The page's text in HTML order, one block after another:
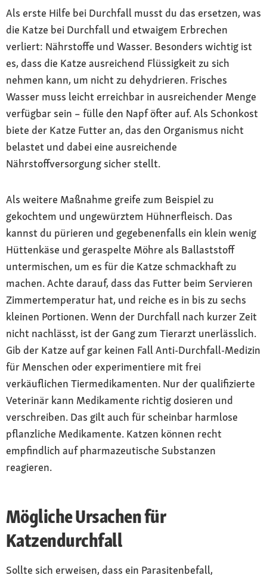
Als erste Hilfe bei Durchfall musst du das ersetzen, was
die Katze bei Durchfall und etwaigem Erbrechen
verliert: Nährstoffe und Wasser. Besonders wichtig ist
es, dass die Katze ausreichend Flüssigkeit zu sich
nehmen kann, um nicht zu dehydrieren. Frisches
Wasser muss leicht erreichbar in ausreichender Menge
verfügbar sein – fülle den Napf öfter auf. Als Schonkost
biete der Katze Futter an, das den Organismus nicht
belastet und dabei eine ausreichende
Nährstoffversorgung sicher stellt.
Als weitere Maßnahme greife zum Beispiel zu
gekochtem und ungewürztem Hühnerfleisch. Das
kannst du pürieren und gegebenenfalls ein klein wenig
Hüttenkäse und geraspelte Möhre als Ballaststoff
untermischen, um es für die Katze schmackhaft zu
machen. Achte darauf, dass das Futter beim Servieren
Zimmertemperatur hat, und reiche es in bis zu sechs
kleinen Portionen. Wenn der Durchfall nach kurzer Zeit
nicht nachlässt, ist der Gang zum Tierarzt unerlässlich.
Gib der Katze auf gar keinen Fall Anti-Durchfall-Medizin
für Menschen oder experimentiere mit frei
verkäuflichen Tiermedikamenten. Nur der qualifizierte
Veterinär kann Medikamente richtig dosieren und
verschreiben. Das gilt auch für scheinbar harmlose
pflanzliche Medikamente. Katzen können recht
empfindlich auf pharmazeutische Substanzen
reagieren.
Mögliche Ursachen für
Katzendurchfall
Sollte sich erweisen, dass ein Parasitenbefall,